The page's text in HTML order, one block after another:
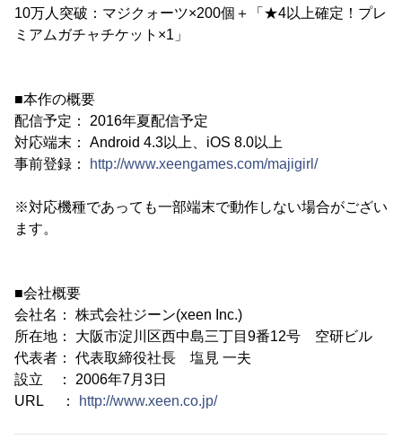
10万人突破：マジクォーツ×200個＋「★4以上確定！プレ
ミアムガチャチケット×1」
■本作の概要
配信予定： 2016年夏配信予定
対応端末： Android 4.3以上、iOS 8.0以上
事前登録：
http://www.xeengames.com/majigirl/
※対応機種であっても一部端末で動作しない場合がござい
ます。
■会社概要
会社名： 株式会社ジーン(xeen Inc.)
所在地： 大阪市淀川区西中島三丁目9番12号 空研ビル
代表者： 代表取締役社長 塩見 一夫
設立 ： 2006年7月3日
URL ：
http://www.xeen.co.jp/